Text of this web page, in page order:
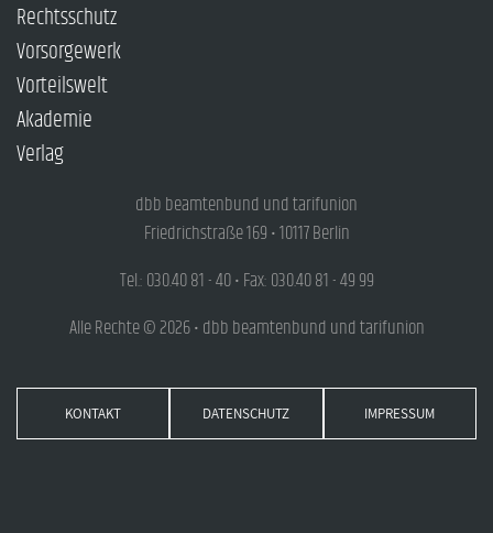
Rechtsschutz
Vorsorgewerk
Vorteilswelt
Akademie
Verlag
dbb beamtenbund und tarifunion
Friedrichstraße 169 • 10117 Berlin
Tel.: 030.40 81 - 40 • Fax: 030.40 81 - 49 99
Alle Rechte © 2026 • dbb beamtenbund und tarifunion
KONTAKT DATENSCHUTZ IMPRESSUM